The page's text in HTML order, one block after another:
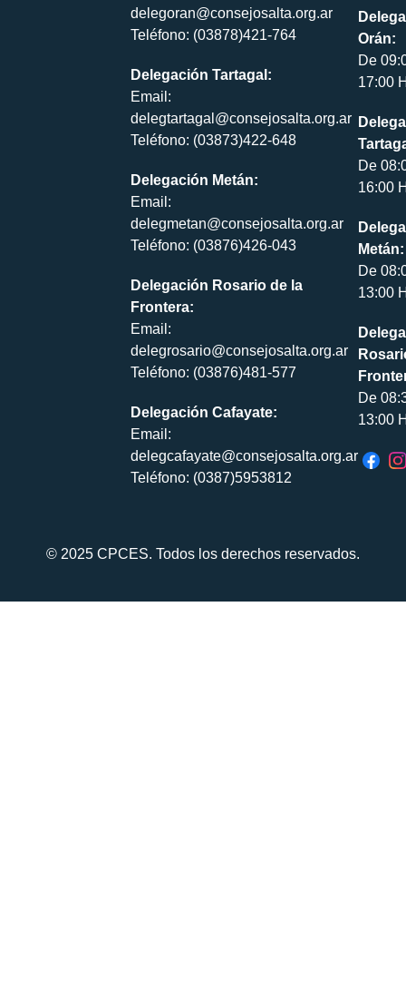
delegoran@consejosalta.org.ar
Teléfono: (03878)421-764
Delegación Tartagal:
Email:
delegtartagal@consejosalta.org.ar
Teléfono: (03873)422-648
Delegación Metán:
Email:
delegmetan@consejosalta.org.ar
Teléfono: (03876)426-043
Delegación Rosario de la
Frontera:
Email:
delegrosario@consejosalta.org.ar
Teléfono: (03876)481-577
Delegación Cafayate:
Email:
delegcafayate@consejosalta.org.ar
Teléfono: (0387)5953812
Orán:
De
17:00
De
16:00
Metán:
De
13:00
De
13:00
© 2025 CPCES. Todos los derechos reservados.